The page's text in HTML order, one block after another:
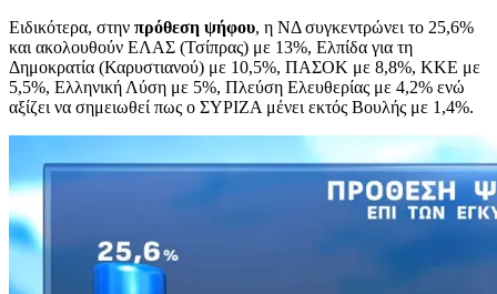
Ειδικότερα, στην πρόθεση ψήφου, η ΝΔ συγκεντρώνει το 25,6%
και ακολουθούν ΕΛΑΣ (Τσίπρας) με 13%, Ελπίδα για τη
Δημοκρατία (Καρυστιανού) με 10,5%, ΠΑΣΟΚ με 8,8%, ΚΚΕ με
5,5%, Ελληνική Λύση με 5%, Πλεύση Ελευθερίας με 4,2% ενώ
αξίζει να σημειωθεί πως ο ΣΥΡΙΖΑ μένει εκτός Βουλής με 1,4%.